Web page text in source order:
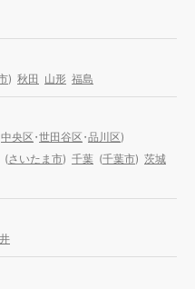
) 秋田 山形 福島
中央区・世田谷区・品川区)
(さいたま市) 千葉 (千葉市) 茨城